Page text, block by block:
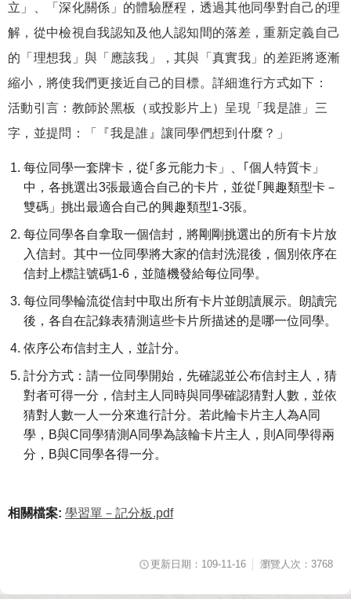
立」、「深化關係」的體驗歷程，透過其他同學對自己的理
解，從中檢視自我認知及他人認知間的落差，重新定義自己
的「理想我」與「應該我」，其與「真實我」的差距將逐漸
縮小，將使我們更接近自己的目標。詳細進行方式如下：
活動引言：教師於黑板（或投影片上）呈現「我是誰」三
字，並提問：「『我是誰』讓同學們想到什麼？」
每位同學一套牌卡，從｢多元能力卡」、｢個人特質卡」
中，各挑選出3張最適合自己的卡片，並從｢興趣類型卡－
雙碼」挑出最適合自己的興趣類型1-3張。
每位同學各自拿取一個信封，將剛剛挑選出的所有卡片放
入信封。其中一位同學將大家的信封洗混後，個別依序在
信封上標註號碼1-6，並隨機發給每位同學。
每位同學輪流從信封中取出所有卡片並朗讀展示。朗讀完
後，各自在記錄表猜測這些卡片所描述的是哪一位同學。
依序公布信封主人，並計分。
計分方式：請一位同學開始，先確認並公布信封主人，猜
對者可得一分，信封主人同時與同學確認猜對人數，並依
猜對人數一人一分來進行計分。若此輪卡片主人為A同
學，B與C同學猜測A同學為該輪卡片主人，則A同學得兩
分，B與C同學各得一分。
相關檔案: 學習單－記分板.pdf
更新日期：109-11-16 瀏覽人次：3768